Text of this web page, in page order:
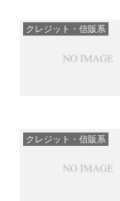
クレジット・信販系
クレジット・信販系